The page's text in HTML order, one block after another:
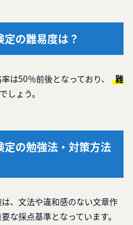
の難易度は？
は50％前後となっており、
難
でしょう。
定の勉強法・対策方法
、文法や違和感のない文章作
な採点基準となっています。